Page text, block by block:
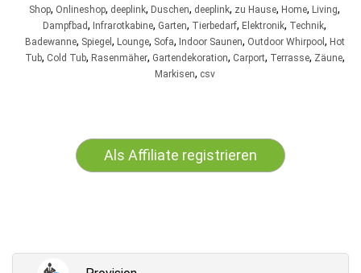
Shop, Onlineshop, deeplink, Duschen, deeplink, zu Hause, Home, Living,
Dampfbad, Infrarotkabine, Garten, Tierbedarf, Elektronik, Technik,
Badewanne, Spiegel , Lounge, Sofa, Indoor Saunen, Outdoor Whirpool , Hot
Tub, Cold Tub, Rasenmäher, Gartendekoration, Carport, Terrasse, Zäune,
Markisen, csv
Als Affiliate registrieren